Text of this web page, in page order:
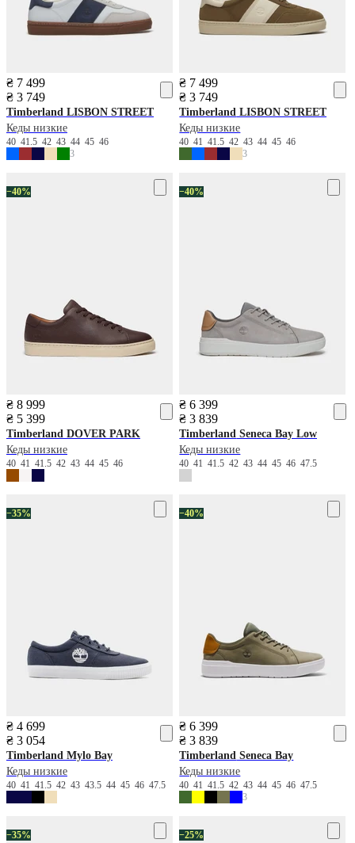
₴ 7 499
₴ 3 749
Timberland LISBON STREET
Кеды низкие
40 41.5 42 43 44 45 46
3
₴ 7 499
₴ 3 749
Timberland LISBON STREET
Кеды низкие
404141.54243444546
3
−40%
₴ 8 999
₴ 5 399
Timberland DOVER PARK
Кеды низкие
40 41 41.5 42 43 44 45 46
−40%
₴ 6 399
₴ 3 839
Timberland Seneca Bay Low
Кеды низкие
404141.5424344454647.5
−35%
₴ 4 699
₴ 3 054
Timberland Mylo Bay
Кеды низкие
40 41 41.5 42 43 43.5 44 45 46 47.5
−40%
₴ 6 399
₴ 3 839
Timberland Seneca Bay
Кеды низкие
404141.5424344454647.5
3
−35% −25%